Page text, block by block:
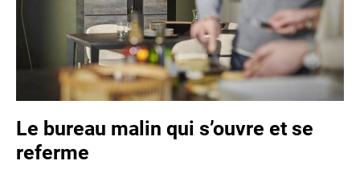
Le bureau malin qui s’ouvre et se
referme